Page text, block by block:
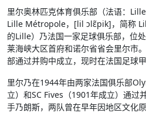
里尔奥林匹克体育俱乐部（法语：
Lille Métropole，[lil ɔlɛ̃pik]，简称
的Lille）乃法国一家足球俱乐部，位
莱海峡大区首府和诺尔省省会里尔市
部通过并购中成立，现时在法国足球甲
里尔乃在1944年由两家法国俱乐部
立）和SC Fives（1901年成立）通过
手乃朗斯，两队曾在早年因地区文化